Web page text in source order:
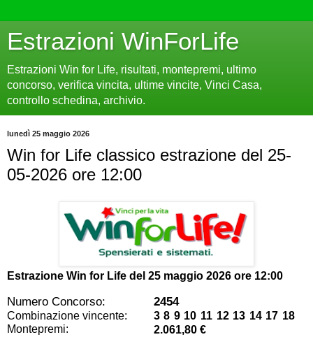
Estrazioni WinForLife
Estrazioni Win for Life, risultati, montepremi, ultimo
concorso, verifica vincita, ultime vincite, Vinci Casa,
controllo schedina, archivio.
lunedì 25 maggio 2026
Win for Life classico estrazione del 25-
05-2026 ore 12:00
Estrazione Win for Life del 25 maggio 2026 ore 12:00
Numero Concorso: 2454
Combinazione vincente:
3 8 9 10 11 12 13 14 17 18
Montepremi:
2.061,80 €